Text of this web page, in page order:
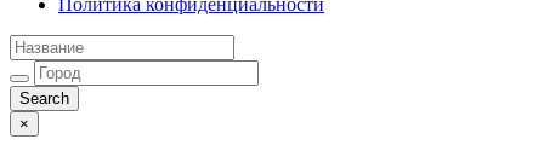
Политика конфиденциальности
×